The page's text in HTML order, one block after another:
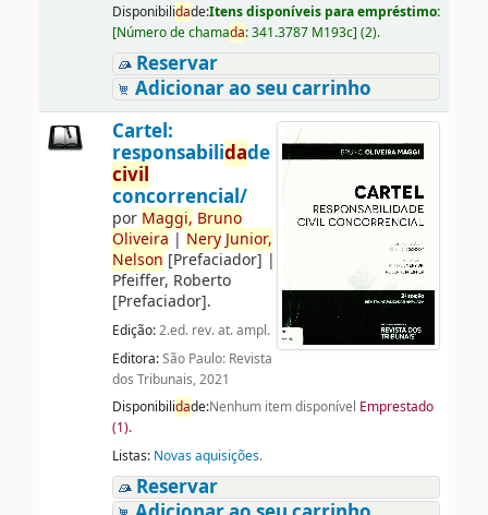
Disponibilidade:Itens disponíveis para empréstimo:
[Número de chamada:341.3787 M193c] (2).
Reservar
Adicionar ao seu carrinho
Cartel:
responsabilidade
civil
concorrencial/
por Maggi, Bruno
Oliveira | Nery Junior,
Nelson [Prefaciador] |
Pfeiffer, Roberto
[Prefaciador].
Edição:2.ed. rev. at. ampl.
Editora:São Paulo: Revista
dos Tribunais, 2021
Disponibilidade:Nenhum item disponível Emprestado
(1).
Listas: Novas aquisições.
Reservar